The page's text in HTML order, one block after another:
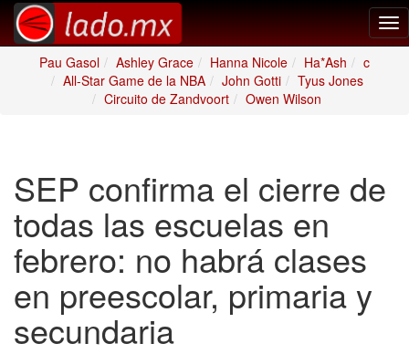
Pau Gasol
Ashley Grace Hanna Nicole Ha*Ash
c
All-Star Game de la NBA
John Gotti
Tyus Jones
Circuito de Zandvoort
Owen Wilson
SEP confirma el cierre de
todas las escuelas en
febrero: no habrá clases
en preescolar, primaria y
secundaria